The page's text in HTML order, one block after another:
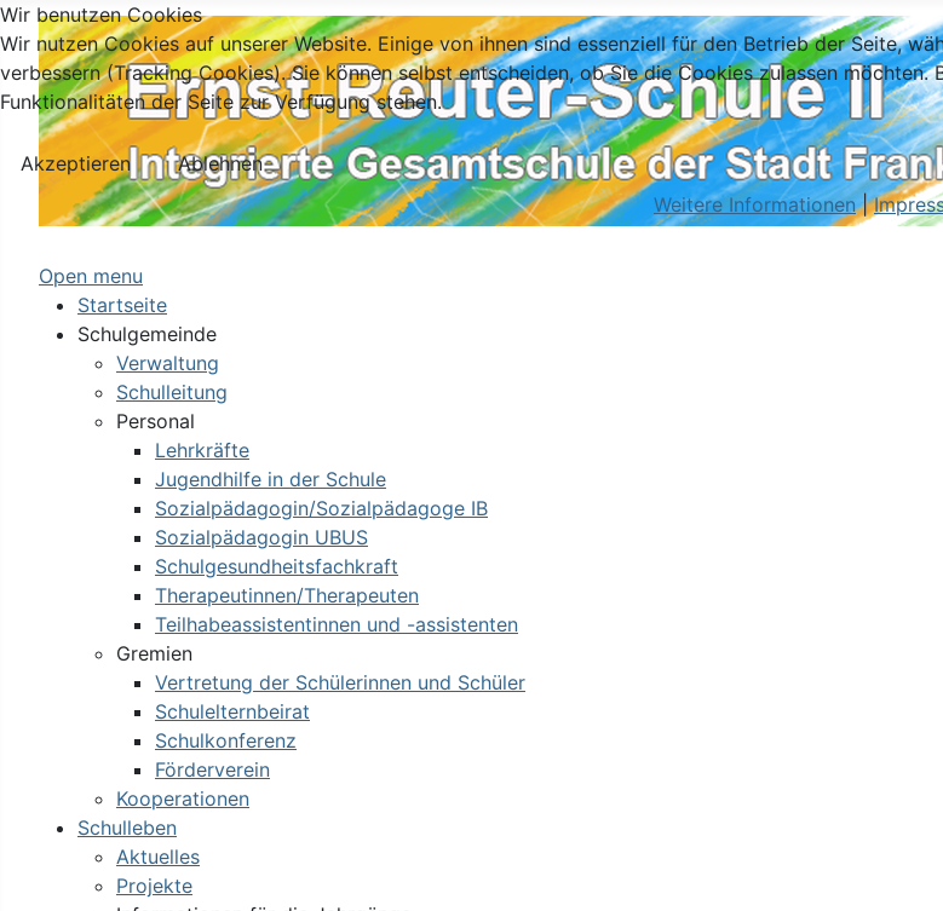
Open menu
Startseite
Schulgemeinde
Verwaltung
Schulleitung
Personal
Lehrkräfte
Jugendhilfe in der Schule
Sozialpädagogin/Sozialpädagoge IB
Sozialpädagogin UBUS
Schulgesundheitsfachkraft
Therapeutinnen/Therapeuten
Teilhabeassistentinnen und -assistenten
Gremien
Vertretung der Schülerinnen und Schüler
Schulelternbeirat
Schulkonferenz
Förderverein
Kooperationen
Schulleben
Aktuelles
Projekte
Wir benutzen Cookies
Wir nutzen Cookies auf unserer Website. Einige von ihnen sind essenziell für den Betrieb der Seite,
verbessern (Tracking Cookies). Sie können selbst entscheiden, ob Sie die Cookies zulassen
Funktionalitäten der Seite zur Verfügung stehen.
Akzeptieren
Ablehnen
Weitere Informationen|